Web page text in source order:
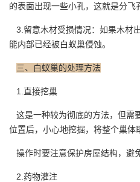
的表面出现一些小孔，这就是分飞
3.留意木材受损情况：如果木材
能内部已经被白蚁巢侵蚀。
三、白蚁巢的处理方法
1.直接挖巢
这是一种较为彻底的方法，但需
位置后，小心地挖掘，将整个巢体
操作时要注意保护房屋结构，避
2.药物灌注